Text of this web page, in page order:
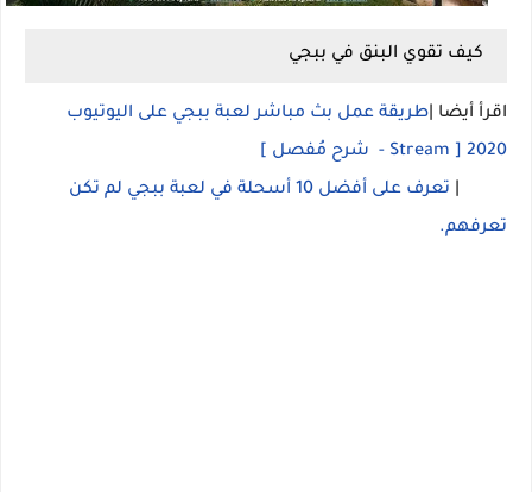
كيف تقوي البنق في ببجي
اقرأ أيضا | طريقة عمل بث مباشر لعبة ببجي على اليوتيوب
2020 [ Stream - شرح مُفصل ]
تعرف على أفضل 10 أسحلة في لعبة ببجي لم تكن
تعرفهم.